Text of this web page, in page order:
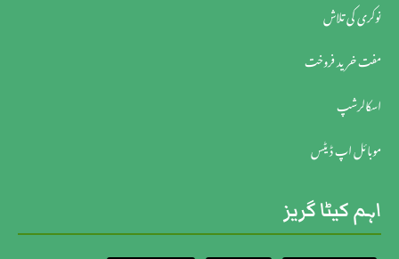
نوکری کی تلاش
مفت خرید فروخت
اسکالرشپ
موبائل اپ ڈیٹس
اہم کیٹا گریز